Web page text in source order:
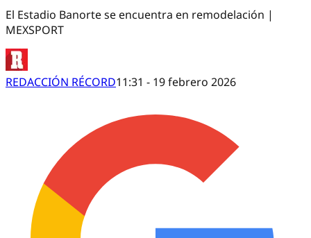
El Estadio Banorte se encuentra en remodelación |
MEXSPORT
REDACCIÓN RÉCORD11:31 - 19 febrero 2026